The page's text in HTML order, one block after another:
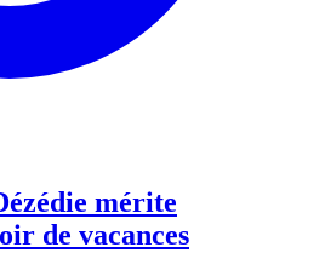
mérite
de vacances